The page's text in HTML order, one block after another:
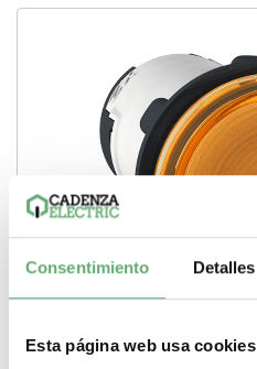
Consentimiento Detalles
Esta página web usa cookies